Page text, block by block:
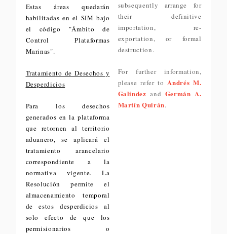
Estas áreas quedarán
habilitadas en el SIM bajo
el código "Ámbito de
Control Plataformas
Marinas".
Tratamiento de Desechos y
Desperdicios
Para los desechos
generados en la plataforma
que retornen al territorio
aduanero, se aplicará el
tratamiento arancelario
correspondiente a la
normativa vigente. La
Resolución permite el
almacenamiento temporal
de estos desperdicios al
solo efecto de que los
permisionarios o
subsequently arrange for
their definitive
importation, re-
exportation, or formal
destruction.
For further information,
please refer toAndrés M.
Galíndez and Germán A.
Martín Quirán.